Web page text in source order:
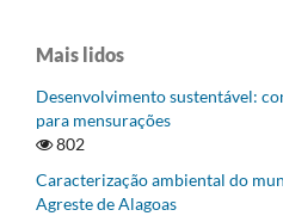
Mais lidos
Desenvolvimento sustentável:
para mensurações
802
Caracterização ambiental do
Agreste de Alagoas